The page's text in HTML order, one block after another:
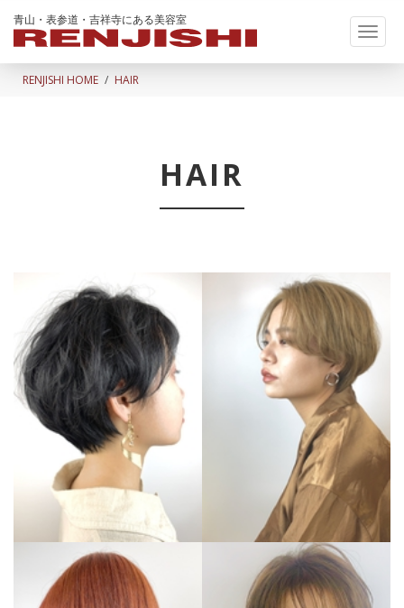
青山・表参道・吉祥寺にある美容室
RENJISHI HOME HAIR
HAIR